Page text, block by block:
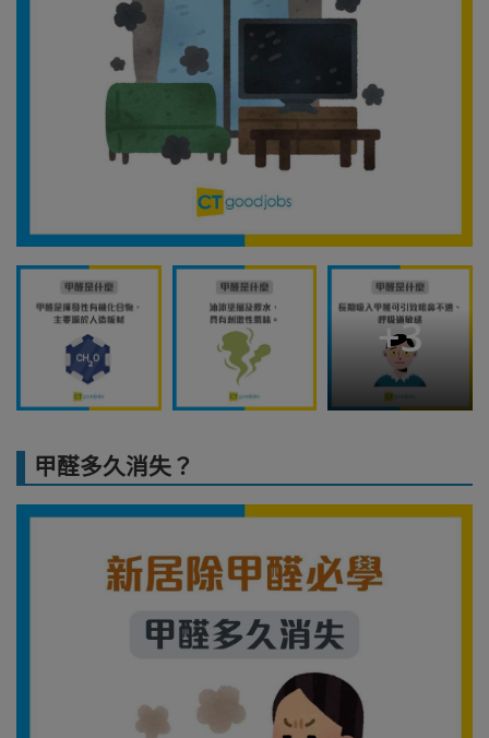
+3
甲醛多久消失？